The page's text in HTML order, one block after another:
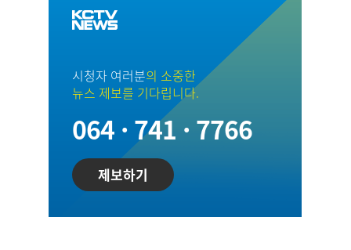
시청자 여러분의 소중한
뉴스 제보를 기다립니다.
064 · 741 · 7766
제보하기